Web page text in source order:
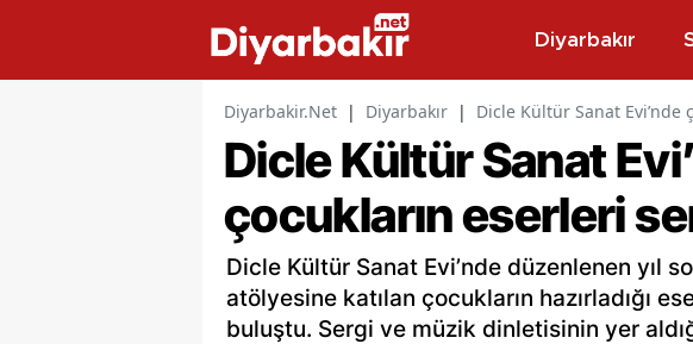
Diyarbakır
Diyarbakir.Net | Diyarbakır | Dicle Kültür Sanat
Dicle Kültür Sanat
çocukların eserleri
Dicle Kültür Sanat Evi’nde düzenlenen yıl
atölyesine katılan çocukların hazırladığı
buluştu. Sergi ve müzik dinletisinin yer